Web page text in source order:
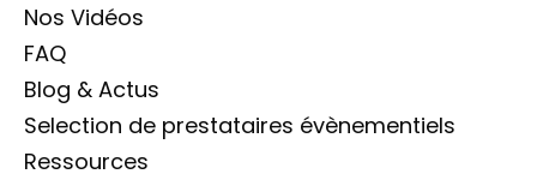
Nos Vidéos
FAQ
Blog & Actus
Selection de prestataires évènementiels
Ressources